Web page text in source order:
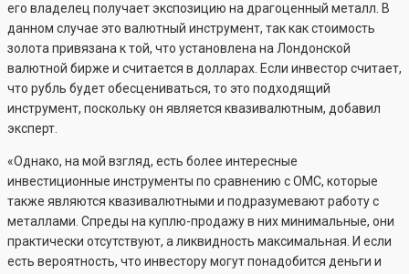
его владелец получает экспозицию на драгоценный металл. В
данном случае это валютный инструмент, так как стоимость
золота привязана к той, что установлена на Лондонской
валютной бирже и считается в долларах. Если инвестор считает,
что рубль будет обесцениваться, то это подходящий
инструмент, поскольку он является квазивалютным, добавил
эксперт.
«Однако, на мой взгляд, есть более интересные
инвестиционные инструменты по сравнению с ОМС, которые
также являются квазивалютными и подразумевают работу с
металлами. Спреды на куплю-продажу в них минимальные, они
практически отсутствуют, а ликвидность максимальная. И если
есть вероятность, что инвестору могут понадобится деньги и